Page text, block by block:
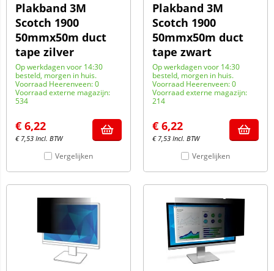
Plakband 3M
Scotch 1900
50mmx50m duct
tape zilver
Op werkdagen voor 14:30
besteld, morgen in huis.
Voorraad Heerenveen: 0
Voorraad externe magazijn:
534
€ 6,22
€ 7,53 Incl. BTW
Vergelijken
Plakband 3M
Scotch 1900
50mmx50m duct
tape zwart
Op werkdagen voor 14:30
besteld, morgen in huis.
Voorraad Heerenveen: 0
Voorraad externe magazijn:
214
€ 6,22
€ 7,53 Incl. BTW
Vergelijken